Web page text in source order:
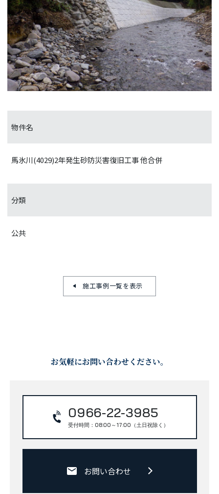
物件名
馬氷川(4029)2年発生砂防災害復旧工事 他合併
分類
公共
施工事例一覧を表示
お気軽にお問い合わせください。
0966-22-3985
受付時間：08:00～17:00（土日祝除く）
お問い合わせ